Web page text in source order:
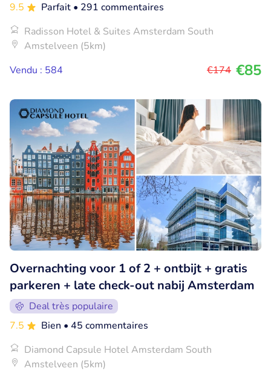
9.5
Parfait • 291 commentaires
Radisson Hotel & Suites Amsterdam South
Amstelveen (5km)
Vendu : 584
€174 €85
Overnachting voor 1 of 2 + ontbijt + gratis
parkeren + late check-out nabij Amsterdam
Deal très populaire
7.5
Bien • 45 commentaires
Diamond Capsule Hotel Amsterdam South
Amstelveen (5km)